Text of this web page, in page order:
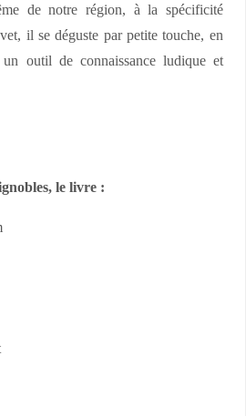
de notre région, à la spécificité
il se déguste par petite touche, en
outil de connaissance ludique et
le livre :